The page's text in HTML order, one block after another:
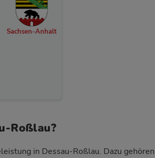
Sachsen-Anhalt
Roßlau?
in Dessau-Roßlau. Dazu gehören